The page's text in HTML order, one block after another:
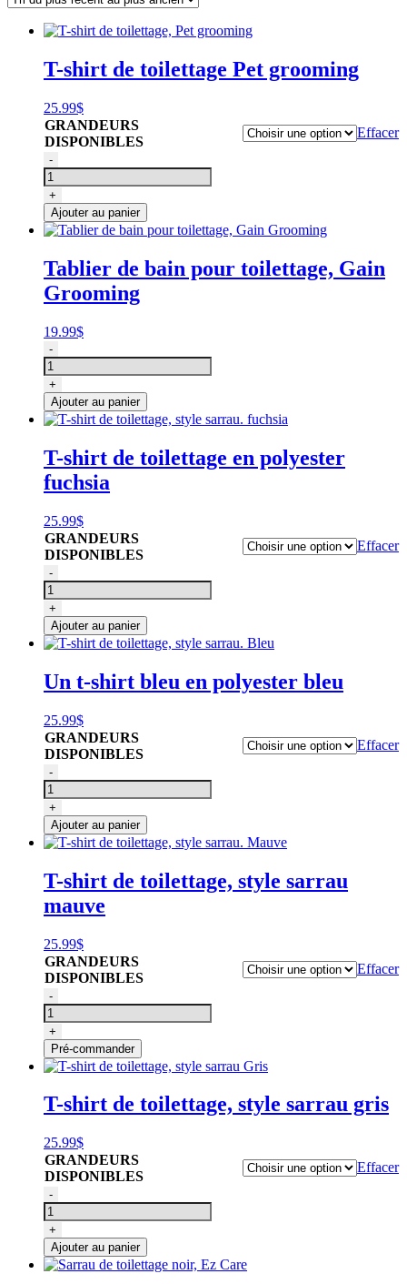
T-shirt de toilettage Pet grooming
25.99$
GRANDEURS
DISPONIBLES
Effacer
quantité
de
T-
shirt
de
toilettage,
grooming
-
+
Ajouter au panier
Tablier de bain pour toilettage, Gain
Grooming
19.99$
quantité
de
Tablier
de
bain
pour
Gain
Grooming
-
+
Ajouter au panier
T-shirt de toilettage en polyester
fuchsia
25.99$
GRANDEURS
DISPONIBLES
Effacer
quantité
de
T-
shirt
de
toilettage,
sarrau.
-
+
Ajouter au panier
Un t-shirt bleu en polyester bleu
25.99$
GRANDEURS
DISPONIBLES
Effacer
quantité
de
T-
shirt
de
toilettage,
sarrau.
Bleu
-
+
Ajouter au panier
T-shirt de toilettage, style sarrau
mauve
25.99$
GRANDEURS
DISPONIBLES
Effacer
quantité
de
T-
shirt
de
toilettage,
sarrau.
-
+
Pré-commander
T-shirt de toilettage, style sarrau gris
25.99$
GRANDEURS
DISPONIBLES
Effacer
quantité
de
T-
shirt
de
toilettage,
-
+
Ajouter au panier